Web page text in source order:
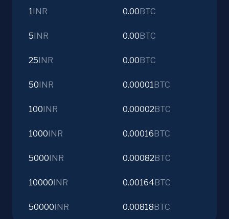
1 INR 0.00 BTC
5 INR 0.00 BTC
25 INR 0.00 BTC
50 INR 0.00001 BTC
100 INR 0.00002 BTC
1000 INR 0.00016 BTC
5000 INR 0.00082 BTC
10000 INR 0.00164 BTC
50000 INR 0.00818 BTC